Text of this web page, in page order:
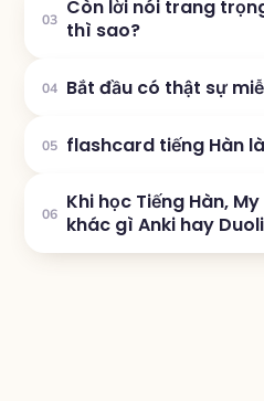
03 Còn lời nói trang
thì sao?
04 Bắt đầu có thật sự
05 flashcard tiếng Hàn
06 Khi học Tiếng Hàn,
khác gì Anki hay